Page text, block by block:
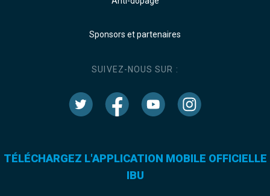
Sponsors et partenaires
SUIVEZ-NOUS SUR :
TÉLÉCHARGEZ L'APPLICATION MOBILE OFFICIELLE
IBU